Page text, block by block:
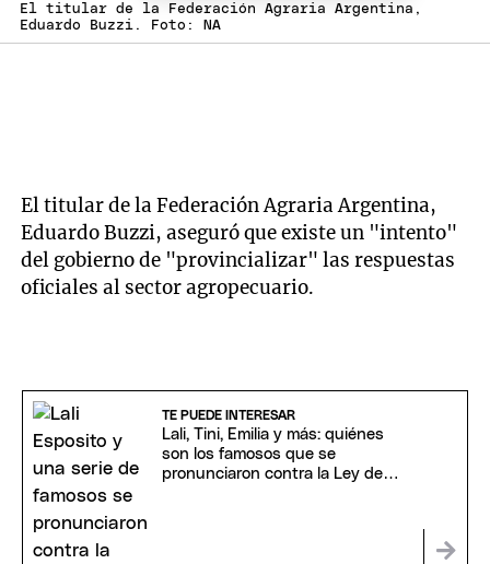
El titular de la Federación Agraria Argentina,
Eduardo Buzzi. Foto: NA
El titular de la Federación Agraria Argentina,
Eduardo Buzzi, aseguró que existe un "intento"
del gobierno de "provincializar" las respuestas
oficiales al sector agropecuario.
TE PUEDE INTERESAR
Lali, Tini, Emilia y más: quiénes
son los famosos que se
pronunciaron contra la Ley de